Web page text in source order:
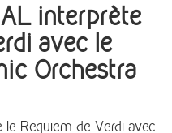
interprète
avec le
Orchestra
Requiem de Verdi avec